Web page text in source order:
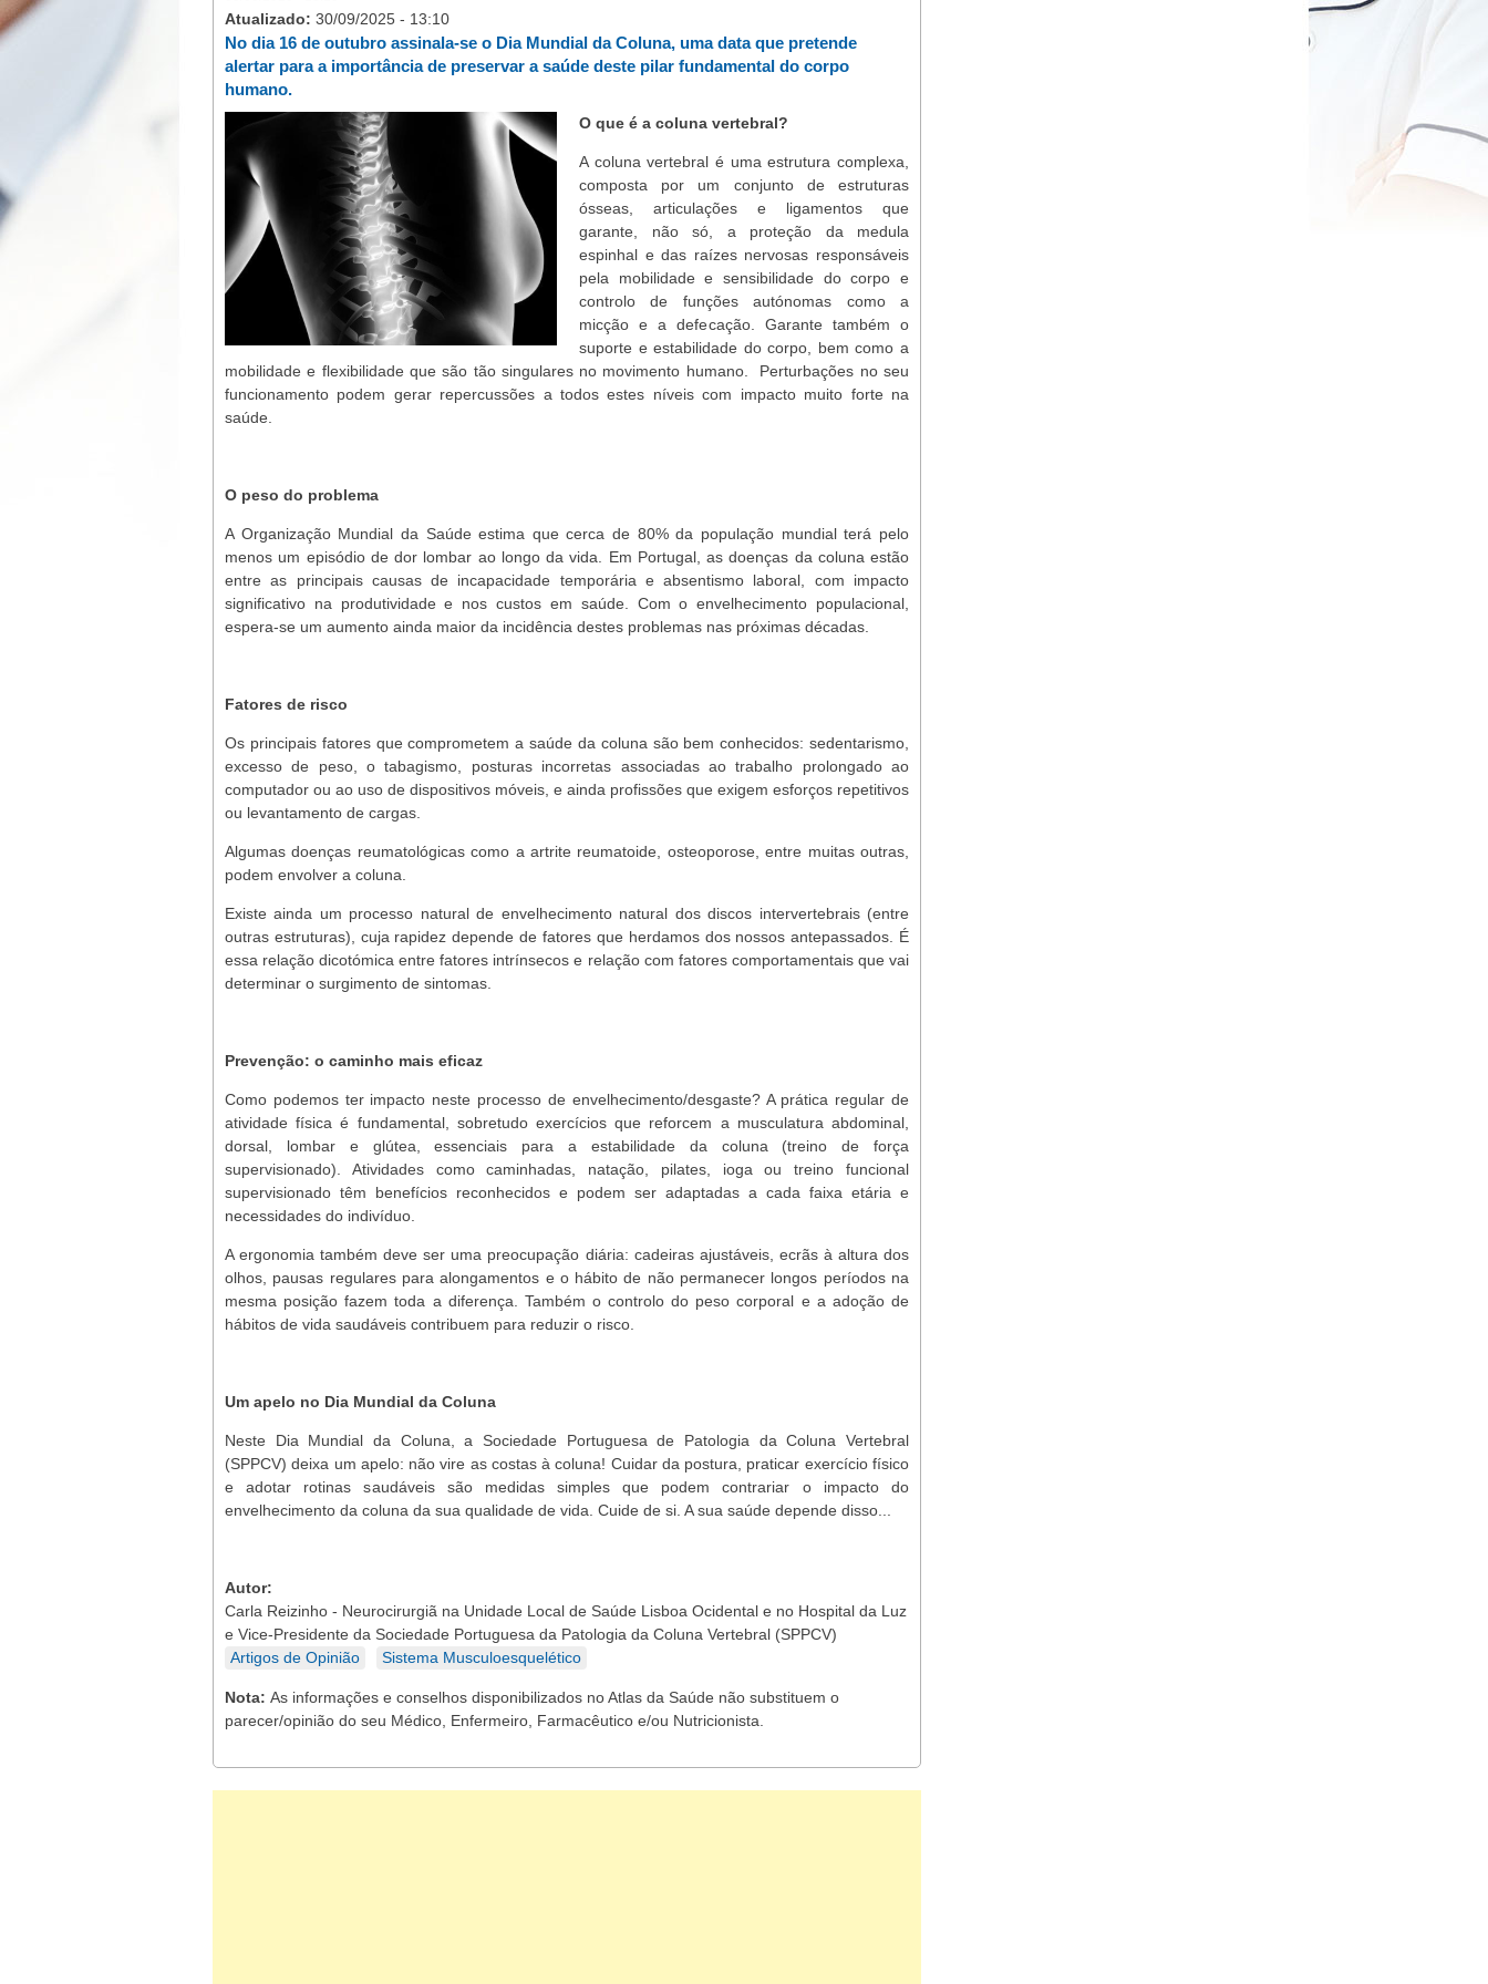
Atualizado: 30/09/2025 - 13:10
No dia 16 de outubro assinala-se o Dia Mundial da Coluna, uma data que pretende
alertar para a importância de preservar a saúde deste pilar fundamental do corpo
humano.
O que é a coluna vertebral?
A coluna vertebral é uma estrutura complexa,
composta por um conjunto de estruturas
ósseas, articulações e ligamentos que
garante, não só, a proteção da medula
espinhal e das raízes nervosas responsáveis
pela mobilidade e sensibilidade do corpo e
controlo de funções autónomas como a
micção e a defecação. Garante também o
suporte e estabilidade do corpo, bem como a
mobilidade e flexibilidade que são tão singulares no movimento humano. Perturbações no seu
funcionamento podem gerar repercussões a todos estes níveis com impacto muito forte na
saúde.
O peso do problema
A Organização Mundial da Saúde estima que cerca de 80% da população mundial terá pelo
menos um episódio de dor lombar ao longo da vida. Em Portugal, as doenças da coluna estão
entre as principais causas de incapacidade temporária e absentismo laboral, com impacto
significativo na produtividade e nos custos em saúde. Com o envelhecimento populacional,
espera-se um aumento ainda maior da incidência destes problemas nas próximas décadas.
Fatores de risco
Os principais fatores que comprometem a saúde da coluna são bem conhecidos: sedentarismo,
excesso de peso, o tabagismo, posturas incorretas associadas ao trabalho prolongado ao
computador ou ao uso de dispositivos móveis, e ainda profissões que exigem esforços repetitivos
ou levantamento de cargas.
Algumas doenças reumatológicas como a artrite reumatoide, osteoporose, entre muitas outras,
podem envolver a coluna.
Existe ainda um processo natural de envelhecimento natural dos discos intervertebrais (entre
outras estruturas), cuja rapidez depende de fatores que herdamos dos nossos antepassados. É
essa relação dicotómica entre fatores intrínsecos e relação com fatores comportamentais que vai
determinar o surgimento de sintomas.
Prevenção: o caminho mais eficaz
Como podemos ter impacto neste processo de envelhecimento/desgaste? A prática regular de
atividade física é fundamental, sobretudo exercícios que reforcem a musculatura abdominal,
dorsal, lombar e glútea, essenciais para a estabilidade da coluna (treino de força
supervisionado). Atividades como caminhadas, natação, pilates, ioga ou treino funcional
supervisionado têm benefícios reconhecidos e podem ser adaptadas a cada faixa etária e
necessidades do indivíduo.
A ergonomia também deve ser uma preocupação diária: cadeiras ajustáveis, ecrãs à altura dos
olhos, pausas regulares para alongamentos e o hábito de não permanecer longos períodos na
mesma posição fazem toda a diferença. Também o controlo do peso corporal e a adoção de
hábitos de vida saudáveis contribuem para reduzir o risco.
Um apelo no Dia Mundial da Coluna
Neste Dia Mundial da Coluna, a Sociedade Portuguesa de Patologia da Coluna Vertebral
(SPPCV) deixa um apelo: não vire as costas à coluna! Cuidar da postura, praticar exercício físico
e adotar rotinas saudáveis são medidas simples que podem contrariar o impacto do
envelhecimento da coluna da sua qualidade de vida. Cuide de si. A sua saúde depende disso...
Autor:
Carla Reizinho - Neurocirurgiã na Unidade Local de Saúde Lisboa Ocidental e no Hospital da Luz
e Vice-Presidente da Sociedade Portuguesa da Patologia da Coluna Vertebral (SPPCV)
Artigos de Opinião
Sistema Musculoesquelético
Nota: As informações e conselhos disponibilizados no Atlas da Saúde não substituem o
parecer/opinião do seu Médico, Enfermeiro, Farmacêutico e/ou Nutricionista.